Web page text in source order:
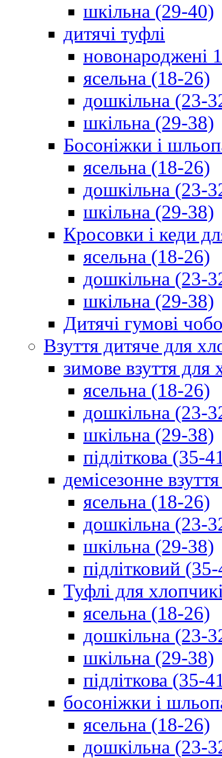
шкільна (29-40)
дитячі туфлі
новонароджені
ясельна (18-26)
дошкільна (23-
шкільна (29-38)
Босоніжки і
ясельна (18-26)
дошкільна (23-
шкільна (29-38)
Кросовки і кеди
ясельна (18-26)
дошкільна (23-
шкільна (29-38)
Дитячі гумові
Взуття дитяче для
зимове взуття для
ясельна (18-26)
дошкільна (23-
шкільна (29-38)
підліткова (35-
демісезонне
ясельна (18-26)
дошкільна (23-
шкільна (29-38)
підлітковий
Туфлі для
ясельна (18-26)
дошкільна (23-
шкільна (29-38)
підліткова (35-
босоніжки і
ясельна (18-26)
дошкільна (23-